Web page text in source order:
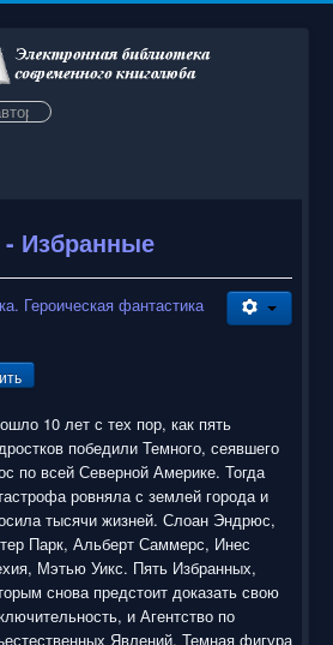
- Избранные
Героическая фантастика
10 лет с тех пор, как пять
победили Темного, сеявшего
по всей Северной Америке. Тогда
ровняла с землей города и
тысячи жизней. Слоан Эндрюс,
Парк, Альберт Саммерс, Инес
Мэтью Уикс. Пять Избранных,
снова предстоит доказать свою
и Агентство по
Явлений. Темная фигура